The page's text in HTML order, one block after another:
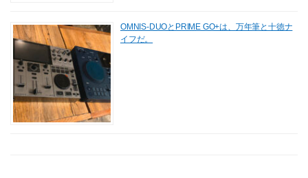
OMNIS-DUOとPRIME GO+は、万年筆と十徳ナ
イフだ。